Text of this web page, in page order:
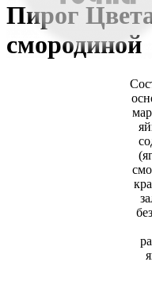
Пирог
смородиной